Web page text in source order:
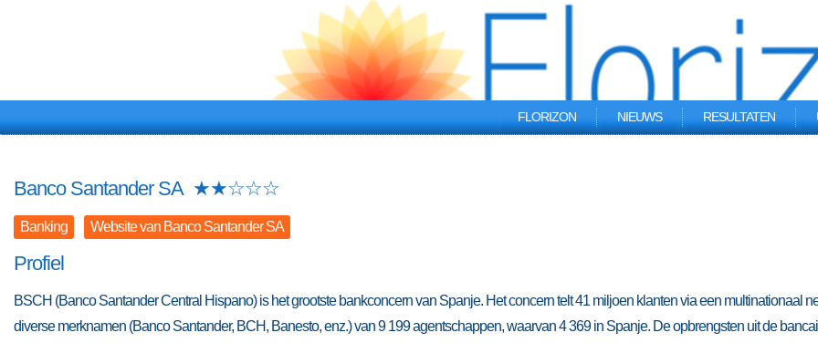
FLORIZON NIEUWS RESULTATEN
Banco Santander SA ★★☆☆☆
Banking Website van Banco Santander SA
Profiel
BSCH (Banco Santander Central Hispano) is het grootste bankconcern van Spanje. Het concern telt 41 miljoen klanten via een multinationaal
diverse merknamen (Banco Santander, BCH, Banesto, enz.) van 9 199 agentschappen, waarvan 4 369 in Spanje. De opbrengsten uit de